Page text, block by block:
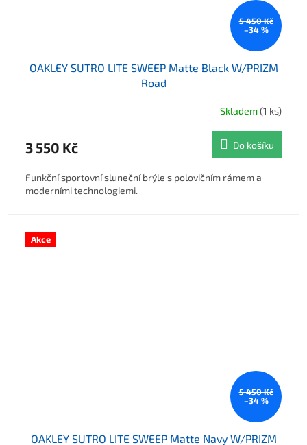
5 450 Kč
–34 %
OAKLEY SUTRO LITE SWEEP Matte Black W/PRIZM
Road
Skladem(1 ks)
3 550 Kč Do košíku
Funkční sportovní sluneční brýle s polovičním rámem a
moderními technologiemi.
Akce
5 450 Kč
–34 %
OAKLEY SUTRO LITE SWEEP Matte Navy W/PRIZM